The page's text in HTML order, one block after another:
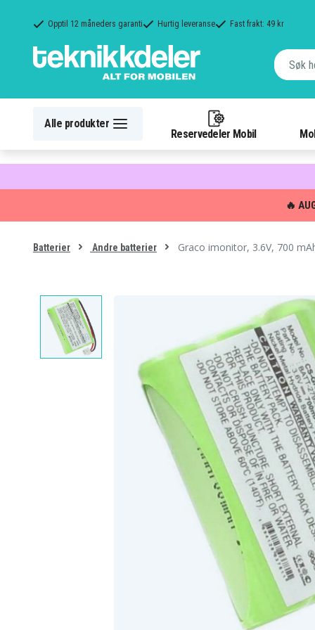
Opptil 12 måneders garanti Hurtig leveranse Fast frakt: 49 kr
Alle produkter
Reservedeler Mobil
🔥
Batterier Andre batterier Graco imonitor, 3.6V, 700